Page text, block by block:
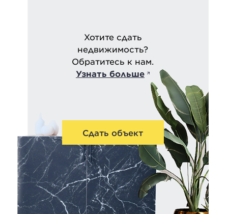
Хотите сдать
недвижимость?
Обратитесь к нам.
Узнать больше
Сдать объект